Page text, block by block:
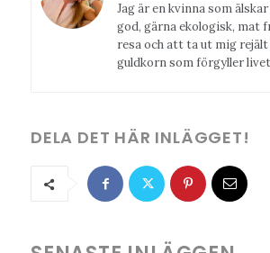
Jag är en kvinna som
god, gärna ekologisk, mat
resa och att ta ut mig
guldkorn som förgyller
DELA DET HÄR INLÄGGET!